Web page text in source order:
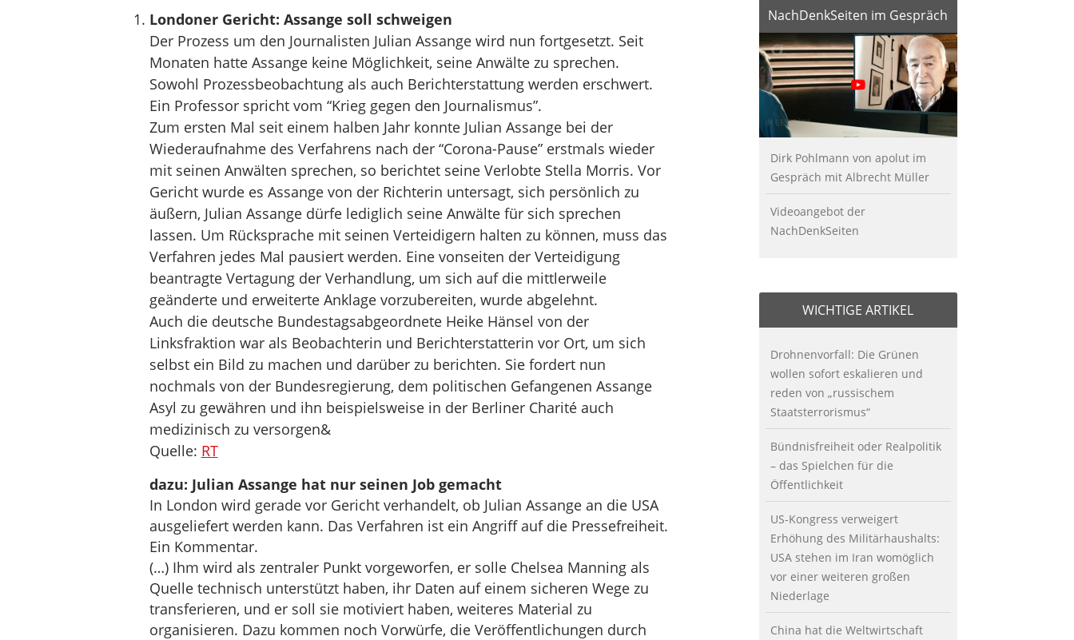
Londoner Gericht: Assange soll schweigen
Der Prozess um den Journalisten Julian Assange wird nun fortgesetzt. Seit
Monaten hatte Assange keine Möglichkeit, seine Anwälte zu sprechen.
Sowohl Prozessbeobachtung als auch Berichterstattung werden erschwert.
Ein Professor spricht vom “Krieg gegen den Journalismus”.
Zum ersten Mal seit einem halben Jahr konnte Julian Assange bei der
Wiederaufnahme des Verfahrens nach der “Corona-Pause” erstmals wieder
mit seinen Anwälten sprechen, so berichtet seine Verlobte Stella Morris. Vor
Gericht wurde es Assange von der Richterin untersagt, sich persönlich zu
äußern, Julian Assange dürfe lediglich seine Anwälte für sich sprechen
lassen. Um Rücksprache mit seinen Verteidigern halten zu können, muss das
Verfahren jedes Mal pausiert werden. Eine vonseiten der Verteidigung
beantragte Vertagung der Verhandlung, um sich auf die mittlerweile
geänderte und erweiterte Anklage vorzubereiten, wurde abgelehnt.
Auch die deutsche Bundestagsabgeordnete Heike Hänsel von der
Linksfraktion war als Beobachterin und Berichterstatterin vor Ort, um sich
selbst ein Bild zu machen und darüber zu berichten. Sie fordert nun
nochmals von der Bundesregierung, dem politischen Gefangenen Assange
Asyl zu gewähren und ihn beispielsweise in der Berliner Charité auch
medizinisch zu versorgen&
Quelle: RT
dazu: Julian Assange hat nur seinen Job gemacht
In London wird gerade vor Gericht verhandelt, ob Julian Assange an die USA
ausgeliefert werden kann. Das Verfahren ist ein Angriff auf die Pressefreiheit.
Ein Kommentar.
(…) Ihm wird als zentraler Punkt vorgeworfen, er solle Chelsea Manning als
Quelle technisch unterstützt haben, ihr Daten auf einem sicheren Wege zu
transferieren, und er soll sie motiviert haben, weiteres Material zu
organisieren. Dazu kommen noch Vorwürfe, die Veröffentlichungen durch
NachDenkSeiten im Gespräch
Dirk Pohlmann von apolut im
Gespräch mit Albrecht Müller
Videoangebot der
NachDenkSeiten
WICHTIGE ARTIKEL
Drohnenvorfall: Die Grünen
wollen sofort eskalieren und
reden von „russischem
Staatsterrorismus“
Bündnisfreiheit oder Realpolitik
– das Spielchen für die
Öffentlichkeit
US-Kongress verweigert
Erhöhung des Militärhaushalts:
USA stehen im Iran womöglich
vor einer weiteren großen
Niederlage
China hat die Weltwirtschaft